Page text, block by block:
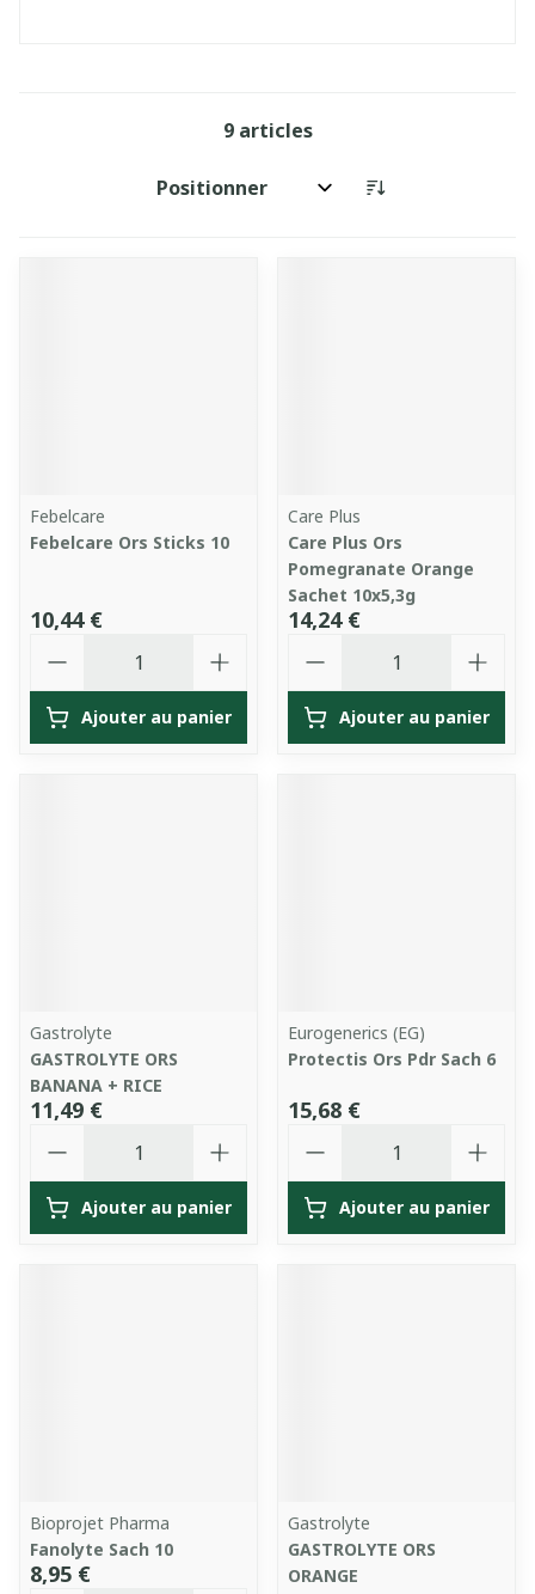
9articles
Trier par:
Febelcare
Febelcare Ors Sticks 10
10,44 €
Ajouter au panier
Care Plus
Care Plus Ors
Pomegranate Orange
Sachet 10x5,3g
14,24 €
Ajouter au panier
Gastrolyte
GASTROLYTE ORS
BANANA + RICE
11,49 €
Ajouter au panier
Eurogenerics (EG)
Protectis Ors Pdr Sach 6
15,68 €
Ajouter au panier
Bioprojet Pharma
Fanolyte Sach 10
8,95 €
Gastrolyte
GASTROLYTE ORS
ORANGE